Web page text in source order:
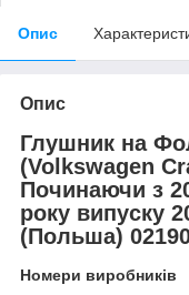
Опис
Опис
Глушник на
(Volkswagen
Починаючи з
року випуску
(Польша)
Номери виробників